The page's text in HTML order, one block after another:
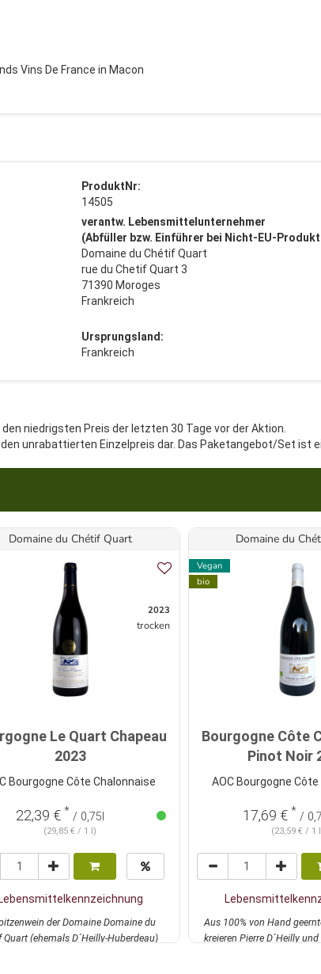
Vins De France in Macon
ProduktNr:
14505
verantw. Lebensmittelunternehmer
(Abfüller bzw. Einführer bei Nicht-EU-
Domaine du Chétif Quart
rue du Chetif Quart 3
71390 Moroges
Frankreich
Ursprungsland:
Frankreich
niedrigsten Preis der letzten 30 Tage vor der Aktion.
unrabattierten Einzelpreis dar. Das Paketangebot/Set ist
Domaine du Chétif Quart
2023
trocken
Le Quart Chapeau
2023
Bourgogne Côte Chalonnaise
22,39 € * / 0,75l
(29,85 € / 1 l)
Lebensmittelkennzeichnung
der Domaine Domaine du
Quart (ehemals D´Heilly-Huberdeau)
Domaine du
Vegan
bio
Bourgogne Côte
Pinot Noir
AOC Bourgogne
17,69 € * /
(23,59 € / 1
Aus 100% von Hand
kreieren Pierre D´Heilly